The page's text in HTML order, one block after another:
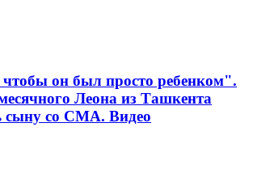
он был просто ребенком".
Леона из Ташкента
сыну со СМА. Видео